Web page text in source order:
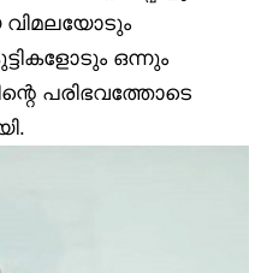
വിമലയോടും
ഒന്നും
പരിഭവത്തോടെ